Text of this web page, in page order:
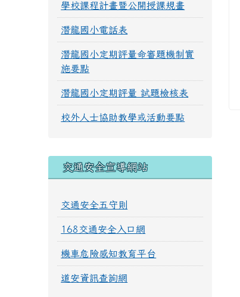
學校課程計畫暨公開授課規畫
潛龍國小電話表
潛龍國小定期評量命審題機制實
施要點
潛龍國小定期評量 試題檢核表
校外人士協助教學或活動要點
交通安全宣導網站
交通安全五守則
168交通安全入口網
機車危險感知教育平台
道安資訊查詢網